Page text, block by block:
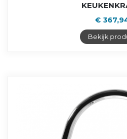
€
Bekijk